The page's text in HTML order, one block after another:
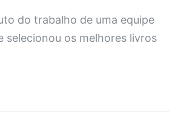
do trabalho de uma equipe
selecionou os melhores livros